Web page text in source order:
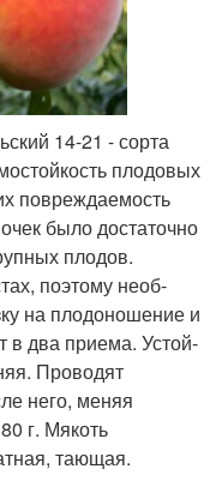
14-21 - сорта
плодовых
повреждаемость
было достаточно
плодов.
поэтому необ­
на плодоношение и
в два приема. Устой­
Проводят
него, меняя
г. Мякоть
тающая.